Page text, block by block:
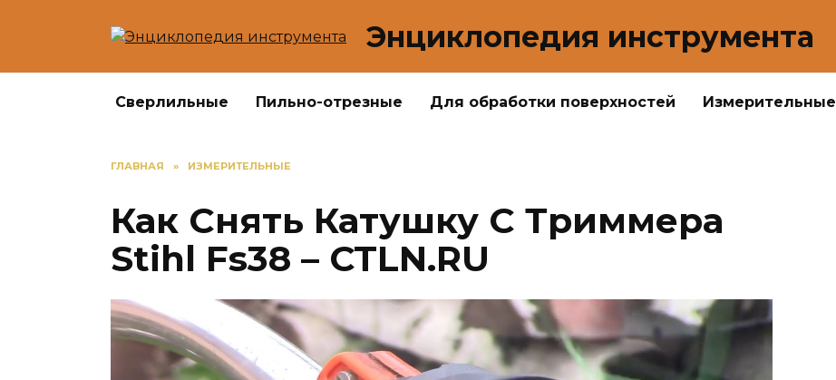
Энциклопедия инструмента
Сверлильные Пильно-отрезные Для обработки поверхностей Измерительные
ГЛАВНАЯ » ИЗМЕРИТЕЛЬНЫЕ
Как Снять Катушку С Триммера
Stihl Fs38 – CTLN.RU